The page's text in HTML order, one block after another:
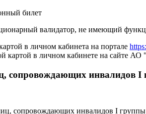
валидатор, не имеющий
в личном кабинета на портале
картой в личном кабинете на сайте
сопровождающих инвалидов I